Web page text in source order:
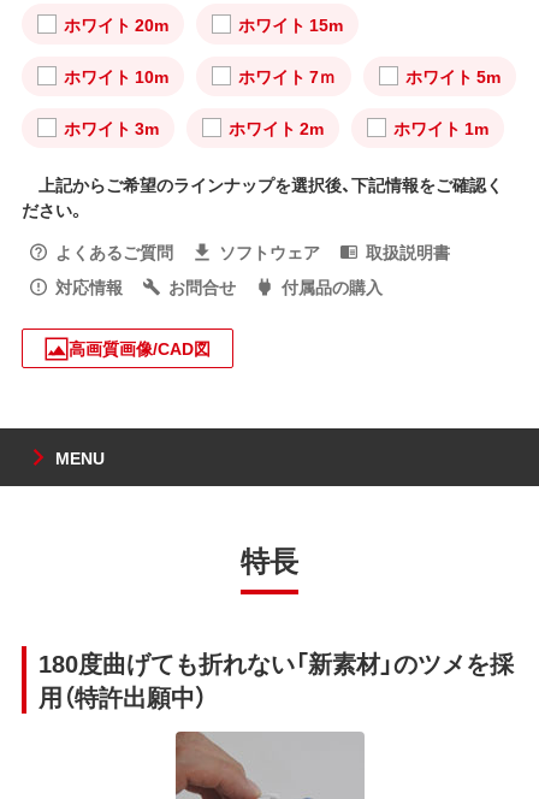
ホワイト 20m ホワイト 15m
ホワイト 10m ホワイト 7ｍ ホワイト 5m
ホワイト 3m ホワイト 2m ホワイト 1m
上記からご希望のラインナップを選択後、下記情報をご確認く
ださい。
よくあるご質問
ソフトウェア
取扱説明書
対応情報
お問合せ 付属品の購入
高画質画像/CAD図
MENU
特長
180度曲げても折れない「新素材」のツメを採
用（特許出願中）